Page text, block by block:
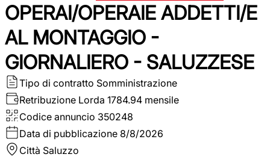
OPERAI/OPERAIE ADDETTI/E
AL MONTAGGIO -
GIORNALIERO - SALUZZESE
Tipo di contratto Somministrazione
Retribuzione Lorda 1784.94 mensile
Codice annuncio 350248
Data di pubblicazione 8/8/2026
Città Saluzzo